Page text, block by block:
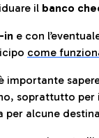
il banco
in e con
o come
importante
soprattutto per
alcune